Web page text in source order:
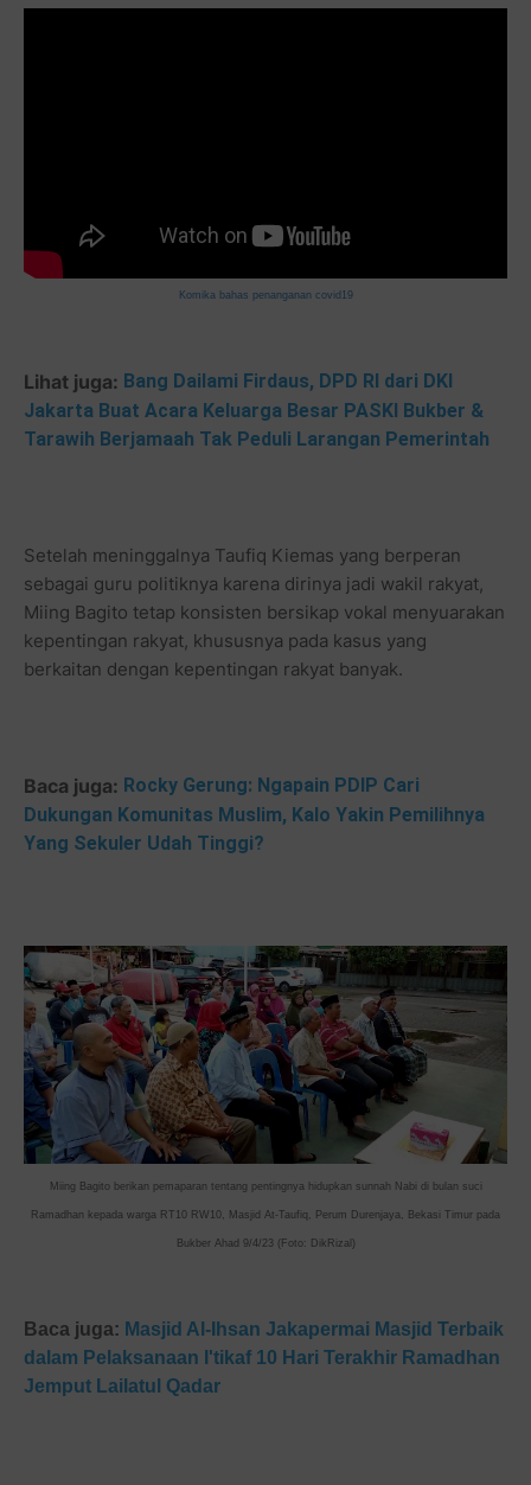
Komika bahas penanganan covid19
Lihat juga: Bang Dailami Firdaus, DPD RI dari DKI
Jakarta Buat Acara Keluarga Besar PASKI Bukber &
Tarawih Berjamaah Tak Peduli Larangan Pemerintah
Setelah meninggalnya Taufiq Kiemas yang berperan
sebagai guru politiknya karena dirinya jadi wakil rakyat,
Miing Bagito tetap konsisten bersikap vokal menyuarakan
kepentingan rakyat, khususnya pada kasus yang
berkaitan dengan kepentingan rakyat banyak.
Baca juga: Rocky Gerung: Ngapain PDIP Cari
Dukungan Komunitas Muslim, Kalo Yakin Pemilihnya
Yang Sekuler Udah Tinggi?
Miing Bagito berikan pemaparan tentang pentingnya hidupkan sunnah Nabi di bulan suci
Ramadhan kepada warga RT10 RW10, Masjid At-Taufiq, Perum Durenjaya, Bekasi Timur pada
Bukber Ahad 9/4/23 (Foto: DikRizal)
Baca juga: Masjid Al-Ihsan Jakapermai Masjid Terbaik
dalam Pelaksanaan I'tikaf 10 Hari Terakhir Ramadhan
Jemput Lailatul Qadar